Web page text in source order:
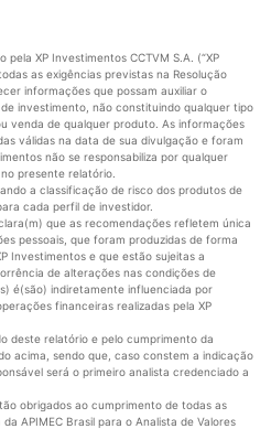
XP Investimentos CCTVM S.A. (“XP
as exigências previstas na Resolução
informações que possam auxiliar o
investimento, não constituindo qualquer tipo
venda de qualquer produto. As informações
válidas na data de sua divulgação e foram
não se responsabiliza por qualquer
presente relatório.
a classificação de risco dos produtos de
cada perfil de investidor.
que as recomendações refletem única
pessoais, que foram produzidas de forma
Investimentos e que estão sujeitas a
de alterações nas condições de
é(são) indiretamente influenciada por
financeiras realizadas pela XP
deste relatório e pelo cumprimento da
acima, sendo que, caso constem a indicação
será o primeiro analista credenciado a
obrigados ao cumprimento de todas as
APIMEC Brasil para o Analista de Valores